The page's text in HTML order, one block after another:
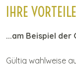
IHRE VORTEILE
...am Beispiel der
Gültig wahlweise